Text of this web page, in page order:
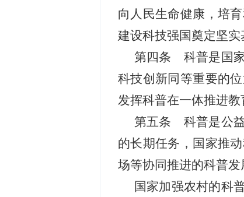
向人民生命健康，培
建设科技强国奠定坚实
第四条 科普是国家
科技创新同等重要的
发挥科普在一体推进教
第五条 科普是公益
的长期任务，国家推
场等协同推进的科普发
国家加强农村的科